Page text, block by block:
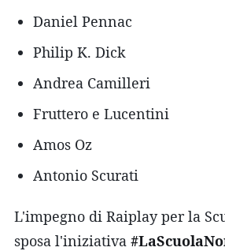
Daniel Pennac
Philip K. Dick
Andrea Camilleri
Fruttero e Lucentini
Amos Oz
Antonio Scurati
L'impegno di Raiplay per la
sposa l'iniziativa